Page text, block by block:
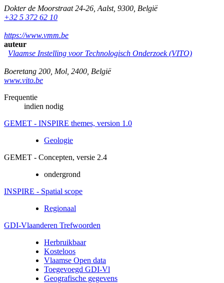
Dokter de Moorstraat 24-26 Aalst, 9300 België
+32 5 372 62 10
https://www.vmm.be
auteur
Vlaamse Instelling voor Technologisch Onderzoek (VITO)
Boeretang 200 Mol 2400 België
www.vito.be
Frequentie
indien nodig
GEMET - INSPIRE themes, version 1.0
Geologie
GEMET - Concepten, versie 2.4
ondergrond
INSPIRE - Spatial scope
Regionaal
GDI-Vlaanderen Trefwoorden
Herbruikbaar
Kosteloos
Vlaamse Open data
Toegevoegd GDI-Vl
Geografische gegevens